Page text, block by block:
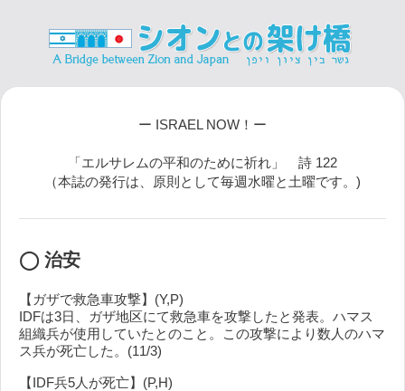
ー ISRAEL NOW！ー
「エルサレムの平和のために祈れ」 詩 122
（本誌の発行は、原則として毎週水曜と土曜です。)
◯ 治安
【ガザで救急車攻撃】(Y,P)
IDFは3日、ガザ地区にて救急車を攻撃したと発表。ハマス
組織兵が使用していたとのこと。この攻撃により数人のハマ
ス兵が死亡した。(11/3)
【IDF兵5人が死亡】(P,H)